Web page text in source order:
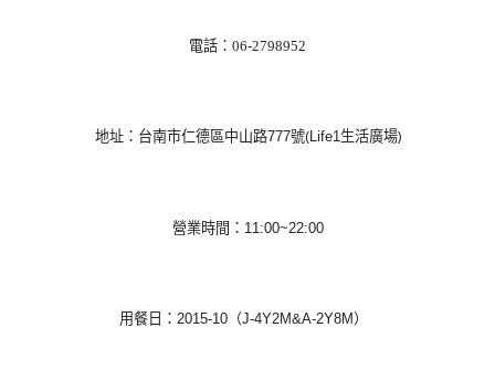
電話 ： 06-2798952
地址：台南市仁德區中山路777號(Life1生活廣場)
營業時間 ： 11:00~22:00
用餐日 ： 2015-10（J-4Y2M&A-2Y8M）